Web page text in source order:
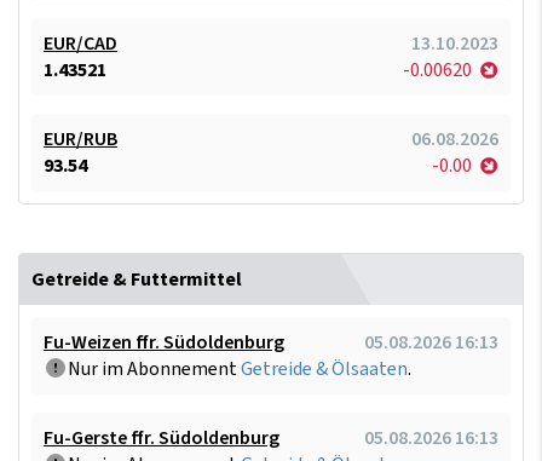
EUR/CAD
13.10.2023
1.43521
-0.00620
EUR/RUB
06.08.2026
93.54
-0.00
Getreide & Futtermittel
Fu-Weizen ffr. Südoldenburg
05.08.2026 16:13
Nur im AbonnementGetreide & Ölsaaten.
Fu-Gerste ffr. Südoldenburg
05.08.2026 16:13